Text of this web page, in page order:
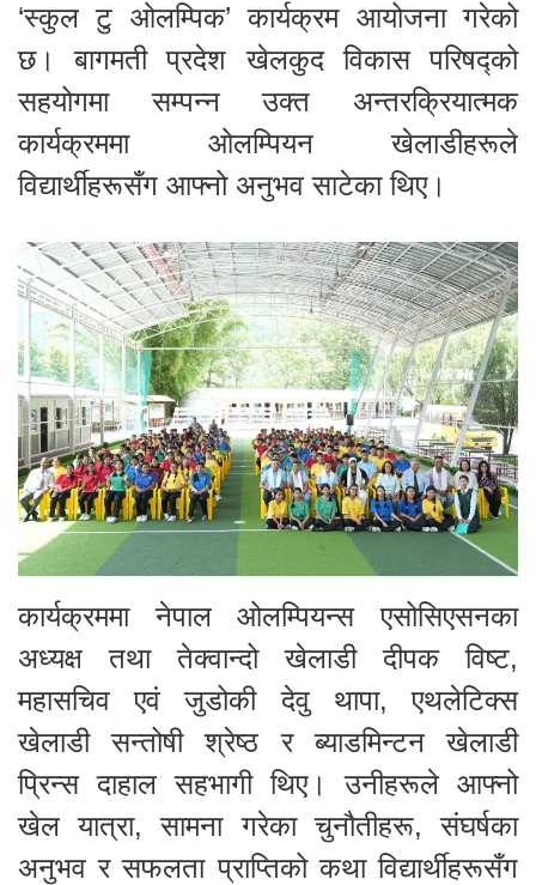
‘स्कुल टु ओलम्पिक’ कार्यक्रम आयोजना गरेको
छ। बागमती प्रदेश खेलकुद विकास परिषद्को
सहयोगमा सम्पन्न उक्त अन्तरक्रियात्मक
कार्यक्रममा ओलम्पियन खेलाडीहरूले
विद्यार्थीहरूसँग आफ्नो अनुभव साटेका थिए।
कार्यक्रममा नेपाल ओलम्पियन्स एसोसिएसनका
अध्यक्ष तथा तेक्वान्दो खेलाडी दीपक विष्ट,
महासचिव एवं जुडोकी देवु थापा, एथलेटिक्स
खेलाडी सन्तोषी श्रेष्ठ र ब्याडमिन्टन खेलाडी
प्रिन्स दाहाल सहभागी थिए। उनीहरूले आफ्नो
खेल यात्रा, सामना गरेका चुनौतीहरू, संघर्षका
अनुभव र सफलता प्राप्तिको कथा विद्यार्थीहरूसँग